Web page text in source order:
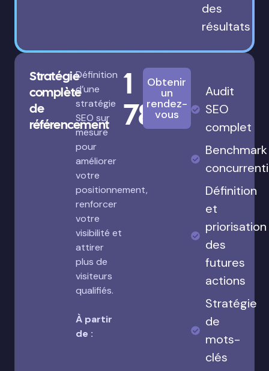
des
résultats
Stratégie
complète
de
référencement
Définition
d’une
stratégie
SEO sur
mesure
pour
améliorer
votre
positionnement,
renforcer
votre
visibilité et
attirer
plus de
visiteurs
qualifiés.
À partir
de :
1
780€
Obtenir
un
rendez-
vous
Audit
SEO
complet
Benchmark
Définition
et
priorisation
des
futures
actions
Stratégie
de
mots-
clés